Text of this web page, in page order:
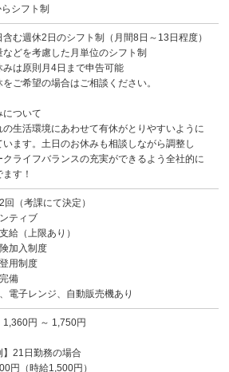
シフト制
含む週休2日のシフト制（月間8日～13日程度）
どを考慮した月単位のシフト制
は原則月4日まで申告可能
ご希望の場合はご相談ください。
ついて
の生活環境にあわせて有休がとりやすいように
います。土日のお休みも相談しながら調整し
クライフバランスの充実ができるよう全社的に
す！
回（考課にて決定）
ティブ
給（上限あり）
加入制度
用制度
備
電子レンジ、自動販売機あり
1,360円 ～ 1,750円
】21日勤務の場合
円（時給1,500円）